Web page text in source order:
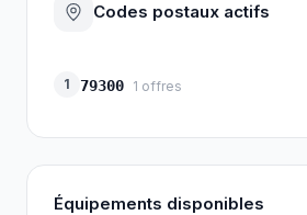
Codes postaux actifs
1 79300 1 offres
Équipements disponibles